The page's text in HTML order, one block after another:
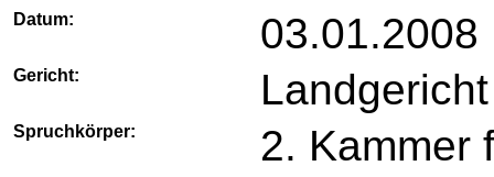
Datum: 03.01.2008
Gericht:
Spruchkörper: 2. Kammer